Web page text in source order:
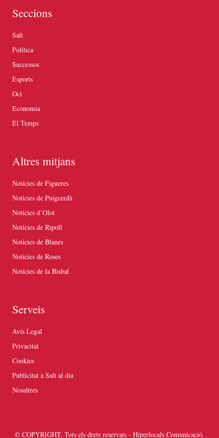
Seccions
Salt
Política
Successos
Esports
Oci
Economia
El Temps
Altres mitjans
Notícies de Figueres
Notícies de Puigcerdà
Notícies d’Olot
Notícies de Ripoll
Notícies de Blanes
Notícies de Roses
Notícies de la Bisbal
Serveis
Avís Legal
Privacitat
Cookies
Publicitat a Salt al dia
Nosaltres
© COPYRIGHT. Tots els drets reservats - Hiperlocals Comunicació.